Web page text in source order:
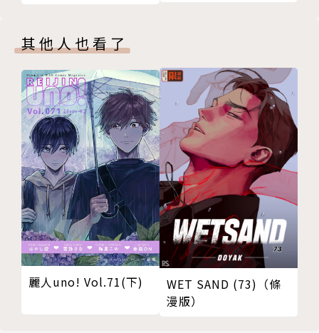
其他人也看了
麗人uno! Vol.71(下)
WET SAND (73)（條
漫版）